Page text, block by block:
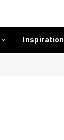
Inspiration